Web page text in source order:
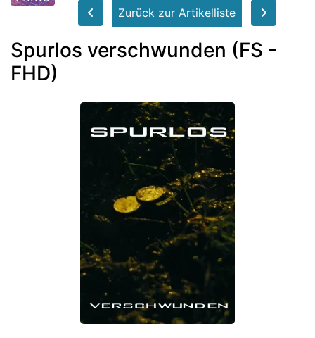
Zurück zur Artikelliste
Spurlos verschwunden (FS -
FHD)